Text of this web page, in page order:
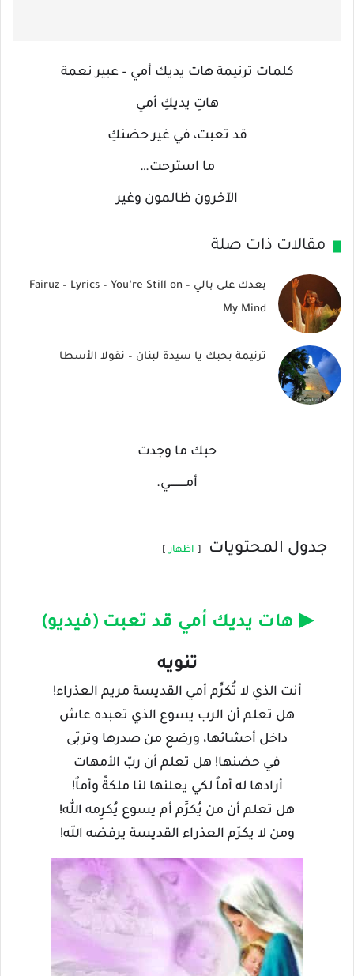
كلمات ترنيمة هات يديك أمي – عبير نعمة
هاتِ يديكِ أمي
قد تعبت، في غير حضنكِ
ما استرحت…
الآخرون ظالمون وغير
مقالات ذات صلة
بعدك على بالي – Fairuz – Lyrics – You’re Still on
My Mind
ترنيمة بحبك يا سيدة لبنان – نقولا الأسطا
حبك ما وجدت
أمــــــــــي.
جدول المحتويات اظهار
▶ هات يديك أمي قد تعبت (فيديو)
تنويه
أنت الذي لا تُكرِّم أمي القديسة مريم العذراء!
هل تعلم أن الرب يسوع الذي تعبده عاش
داخل أحشائها، ورضع من صدرها وتربّى
في حضنها! هل تعلم أن ربّ الأمهات
أرادها له أماٌ لكي يعلنها لنا ملكةً وأماٌ!
هل تعلم أن من يُكرِّم أم يسوع يُكرِمه الله!
ومن لا يكرّم العذراء القديسة يرفضه الله!